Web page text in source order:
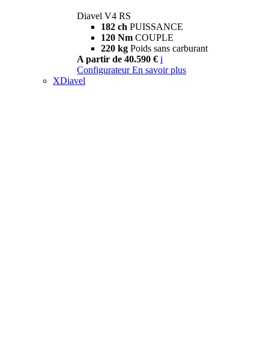
Diavel V4 RS
182 ch PUISSANCE
120 Nm COUPLE
220 kg Poids sans carburant
A partir de 40.590 € i
Configurateur En savoir plus
XDiavel